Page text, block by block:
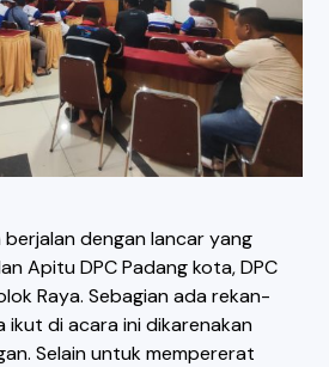
dengan lancar yang
Apitu DPC Padang kota, DPC
Raya. Sebagian ada rekan-
ikut di acara ini dikarenakan
Selain untuk mempererat